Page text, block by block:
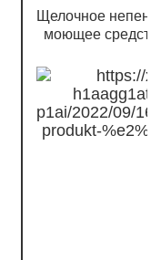
Щелочное
моющее